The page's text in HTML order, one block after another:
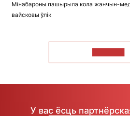
Мінабароны пашырыла кола жанчын-
вайсковы ўлік
У вас ёсць